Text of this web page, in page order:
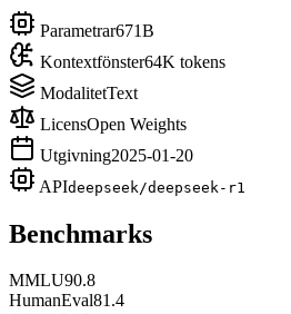
Parametrar671B
Kontextfönster64K tokens
ModalitetText
LicensOpen Weights
Utgivning2025-01-20
APIdeepseek/deepseek-r1
Benchmarks
MMLU90.8
HumanEval81.4